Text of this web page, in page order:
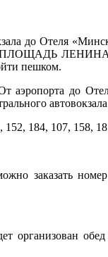
до Отеля
пешком.
аэропорта до
184, 107, 158,
заказать
организован